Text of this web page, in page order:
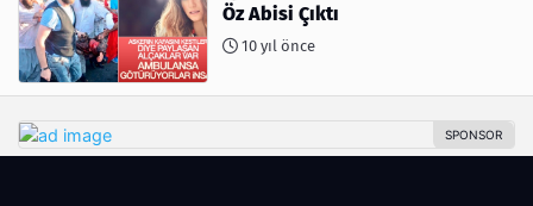
Öz Abisi Çıktı
10 yıl önce